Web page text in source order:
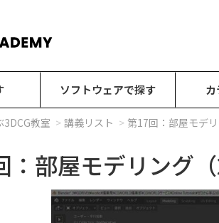
ソフトウェアで探す
教室 講義リスト 第17回：部屋モデ
：部屋モデリング